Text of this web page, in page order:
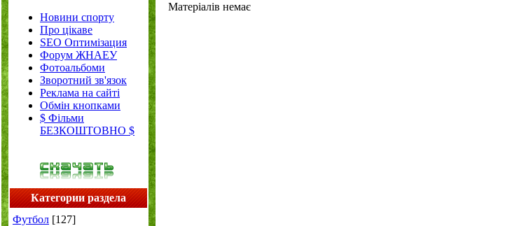
Новини спорту
Про цікаве
SEO Оптимізация
Форум ЖНАЕУ
Фотоальбоми
Зворотний зв'язок
Реклама на сайті
Обмін кнопками
$ Фільми
БЕЗКОШТОВНО $
Категории раздела
Футбол [127]
Матеріалів немає